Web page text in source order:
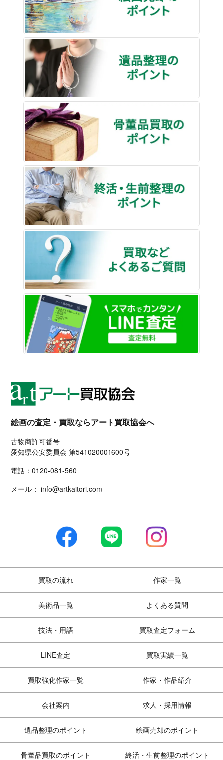
絵画の査定・買取ならアート買取協会へ
古物商許可番号
愛知県公安委員会 第541020001600号
電話：0120-081-560
メール： info@artkaitori.com
買取の流れ 作家一覧
美術品一覧 よくある質問
技法・用語 買取査定フォーム
LINE査定 買取実績一覧
買取強化作家一覧 作家・作品紹介
会社案内 求人・採用情報
遺品整理のポイント 絵画売却のポイント
骨董品買取のポイント 終活・生前整理のポイント